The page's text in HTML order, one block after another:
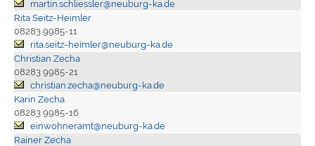
martin.schliessler@neuburg-ka.de
Rita Seitz-Heimler
08283 9985-11
rita.seitz-heimler@neuburg-ka.de
Christian Zecha
08283 9985-21
christian.zecha@neuburg-ka.de
Karin Zecha
08283 9985-16
einwohneramt@neuburg-ka.de
Rainer Zecha